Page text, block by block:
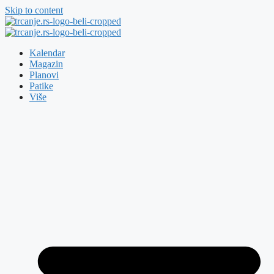
Skip to content
Kalendar
Magazin
Planovi
Patike
Više